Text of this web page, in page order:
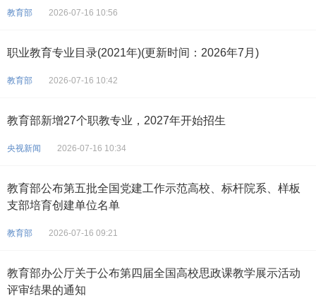
教育部 2026-07-16 10:56
职业教育专业目录(2021年)(更新时间：2026年7月)
教育部 2026-07-16 10:42
教育部新增27个职教专业，2027年开始招生
央视新闻 2026-07-16 10:34
教育部公布第五批全国党建工作示范高校、标杆院系、样板
支部培育创建单位名单
教育部 2026-07-16 09:21
教育部办公厅关于公布第四届全国高校思政课教学展示活动
评审结果的通知